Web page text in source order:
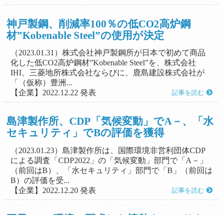
神戸製鋼、削減率100％の低CO2高炉鋼
材”Kobenable Steel”の使用が決定
（2023.01.31）株式会社神戸製鋼所が日本で初めて商品
化した低CO2高炉鋼材”Kobenable Steel”を、株式会社
IHI、三菱地所株式会社ならびに、鹿島建設株式会社が
「（仮称）豊洲...
【企業】2022.12.22 発表
記事を読む
島津製作所、CDP「気候変動」でA－、「水
セキュリティ」でBの評価を獲得
（2023.01.23）島津製作所は、国際環境非営利団体CDP
による調査「CDP2022」の「気候変動」部門で「A－」
（前回はB）、「水セキュリティ」部門で「B」（前回は
B）の評価を受...
【企業】2022.12.20 発表
記事を読む